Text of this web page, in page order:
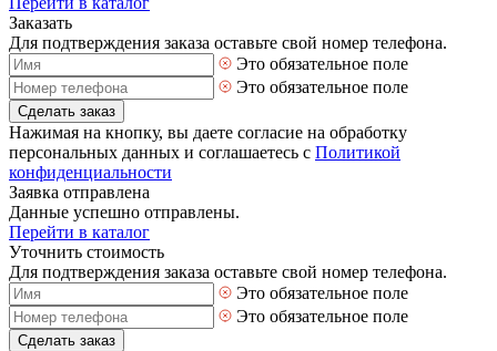
Заказать
Для подтверждения заказа оставьте свой номер телефона.
Это обязательное поле
Это обязательное поле
Сделать заказ
Нажимая на кнопку, вы даете согласие на обработку
персональных данных и соглашаетесь с Политикой
конфиденциальности
Заявка отправлена
Данные успешно отправлены.
Перейти в каталог
Уточнить стоимость
Для подтверждения заказа оставьте свой номер телефона.
Это обязательное поле
Это обязательное поле
Сделать заказ